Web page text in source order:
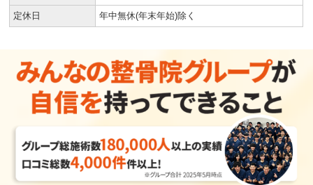
定休日 年中無休(年末年始)除く